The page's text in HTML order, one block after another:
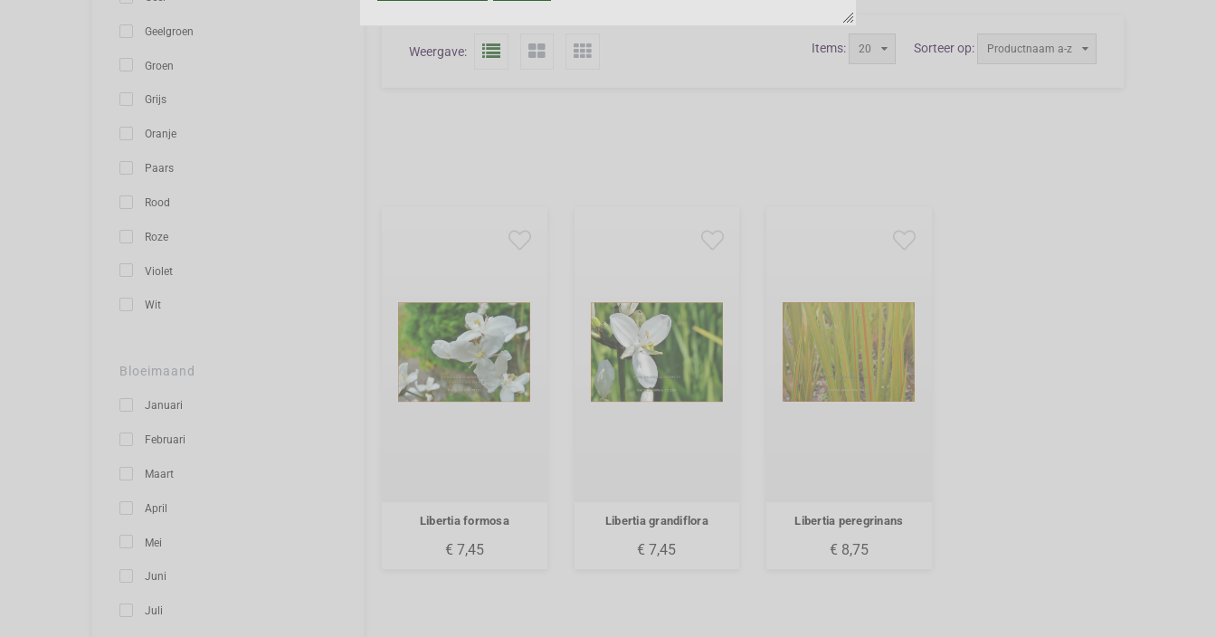
Geelgroen
Groen
Grijs
Oranje
Paars
Rood
Roze
Violet
Wit
Bloeimaand
Januari
Februari
Maart
April
Mei
Juni
Juli
Sorteer op: Productnaam a-z
Items: 20
Weergave:
Libertia formosa
€ 7,45
Libertia grandiflora
€ 7,45
Libertia peregrinans
€ 8,75